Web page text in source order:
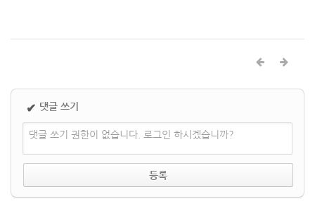
✔ 댓글 쓰기
댓글 쓰기 권한이 없습니다. 로그인 하시겠습니까?